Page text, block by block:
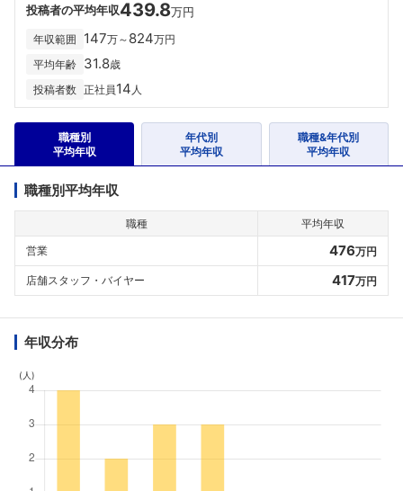
投稿者の平均年収439.8万円
年収範囲 147万～ 824万円
平均年齢 31.8歳
投稿者数 正社員14 人
職種別
平均年収
年代別
平均年収
職種&年代別
平均年収
職種別平均年収
職種
平均年収
営業
476万円
店舗スタッフ・バイヤー 417万円
年収分布
(人)